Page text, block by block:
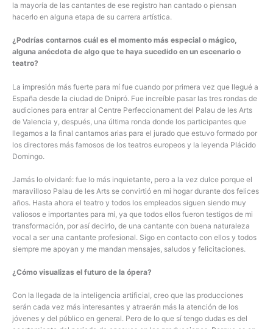
la mayoría de las cantantes de ese registro han cantado o piensan
hacerlo en alguna etapa de su carrera artística.
¿Podrías contarnos cuál es el momento más especial o mágico,
alguna anécdota de algo que te haya sucedido en un escenario o
teatro?
La impresión más fuerte para mí fue cuando por primera vez que llegué a
España desde la ciudad de Dnipró. Fue increíble pasar las tres rondas de
audiciones para entrar al Centre Perfeccionament del Palau de les Arts
de Valencia y, después, una última ronda donde los participantes que
llegamos a la final cantamos arias para el jurado que estuvo formado por
los directores más famosos de los teatros europeos y la leyenda Plácido
Domingo.
Jamás lo olvidaré: fue lo más inquietante, pero a la vez dulce porque el
maravilloso Palau de les Arts se convirtió en mi hogar durante dos felices
años. Hasta ahora el teatro y todos los empleados siguen siendo muy
valiosos e importantes para mí, ya que todos ellos fueron testigos de mi
transformación, por así decirlo, de una cantante con buena naturaleza
vocal a ser una cantante profesional. Sigo en contacto con ellos y todos
siempre me apoyan y me mandan mensajes, saludos y felicitaciones.
¿Cómo visualizas el futuro de la ópera?
Con la llegada de la inteligencia artificial, creo que las producciones
serán cada vez más interesantes y atraerán más la atención de los
jóvenes y del público en general. Pero de lo que sí tengo dudas es del